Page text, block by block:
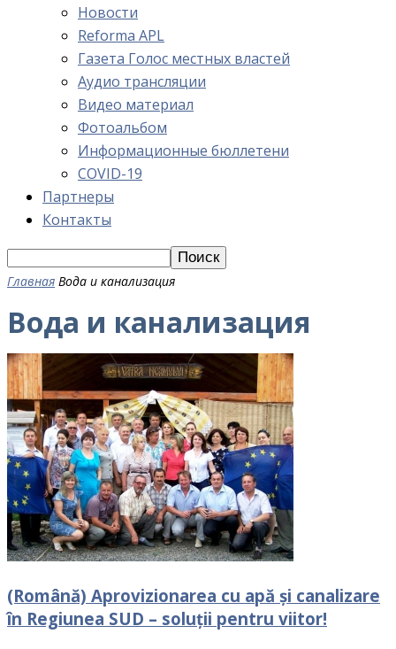
Новости
Reforma APL
Газета Голос местных властей
Аудио трансляции
Видео материал
Фотоальбом
Информационные бюллетени
COVID-19
Партнеры
Контакты
Главная Вода и канализация
Вода и канализация
(Română) Aprovizionarea cu apă și canalizare
în Regiunea SUD – soluții pentru viitor!